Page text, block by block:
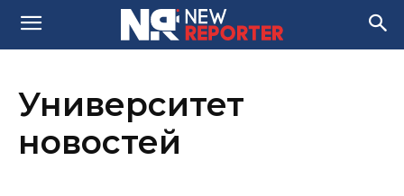
Университет
новостей